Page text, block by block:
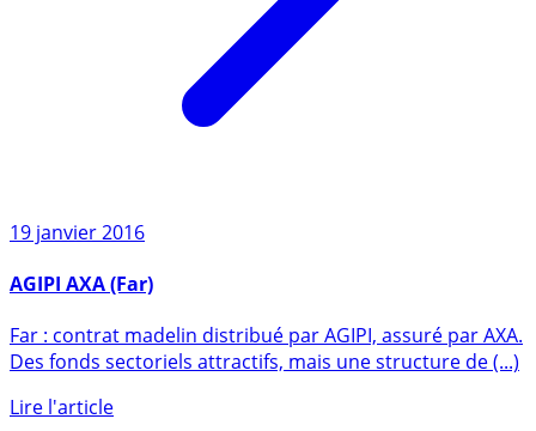
19 janvier 2016
AGIPI AXA (Far)
Far : contrat madelin distribué par AGIPI, assuré par AXA.
Des fonds sectoriels attractifs, mais une structure de (...)
Lire l'article